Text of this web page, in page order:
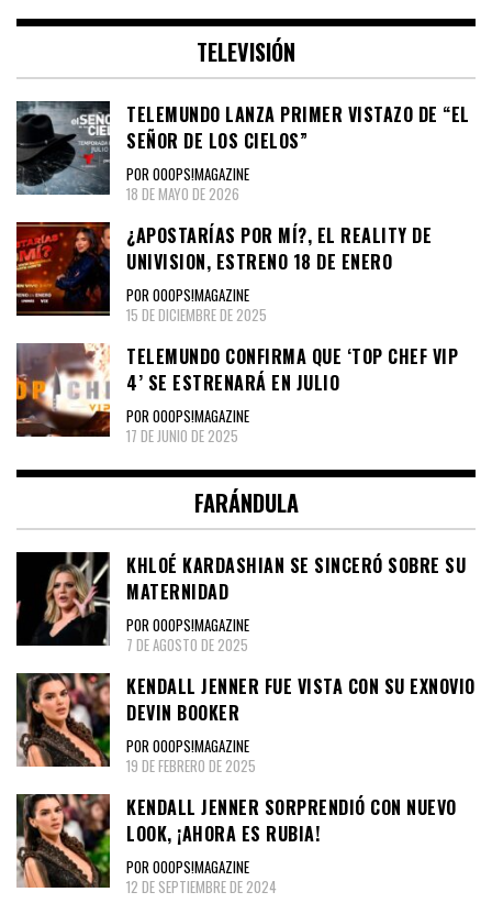
TELEVISIÓN
TELEMUNDO LANZA PRIMER VISTAZO DE “EL
SEÑOR DE LOS CIELOS”
POR OOOPS!MAGAZINE
18 DE MAYO DE 2026
¿APOSTARÍAS POR MÍ?, EL REALITY DE
UNIVISION, ESTRENO 18 DE ENERO
POR OOOPS!MAGAZINE
15 DE DICIEMBRE DE 2025
TELEMUNDO CONFIRMA QUE ‘TOP CHEF VIP
4’ SE ESTRENARÁ EN JULIO
POR OOOPS!MAGAZINE
17 DE JUNIO DE 2025
FARÁNDULA
KHLOÉ KARDASHIAN SE SINCERÓ SOBRE SU
MATERNIDAD
POR OOOPS!MAGAZINE
7 DE AGOSTO DE 2025
KENDALL JENNER FUE VISTA CON SU EXNOVIO
DEVIN BOOKER
POR OOOPS!MAGAZINE
19 DE FEBRERO DE 2025
KENDALL JENNER SORPRENDIÓ CON NUEVO
LOOK, ¡AHORA ES RUBIA!
POR OOOPS!MAGAZINE
12 DE SEPTIEMBRE DE 2024